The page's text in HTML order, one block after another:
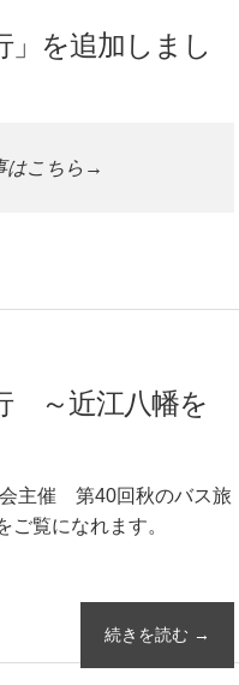
」を追加しまし
はこちら→
～近江八幡を
主催 第40回秋のバス旅
ご覧になれます。
続きを読む →